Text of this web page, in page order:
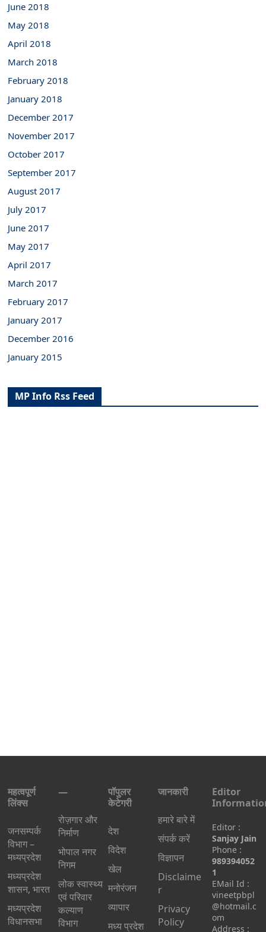
June 2018
May 2018
April 2018
March 2018
February 2018
January 2018
December 2017
November 2017
October 2017
September 2017
August 2017
July 2017
June 2017
May 2017
April 2017
March 2017
February 2017
January 2017
December 2016
January 2015
MP Info Rss Feed
महत्वपूर्ण
लिंक्स
जनसम्पर्क
विभाग –
मध्यप्रदेश
मध्यप्रदेश
शासन, भारत
मध्‍यप्रदेश
विधानसभा
—
रोज़गार और
निर्माण
भोपाल नगर
निगम
लोक स्वास्थ्य
एवं परिवार
कल्याण
विभाग
पॉपुलर
केटेगरी
देश
विदेश
खेल
मनोरंजन
व्यापार
मध्य प्रदेश
जानकारी
हमारे बारे में
संपर्क करें
विज्ञापन
Disclaime
r
Privacy
Policy
Editor
Editor :
Sanjay Jain
Phone :
989394052
1
EMail Id :
vineetpbpl
@hotmail.c
om
Address :